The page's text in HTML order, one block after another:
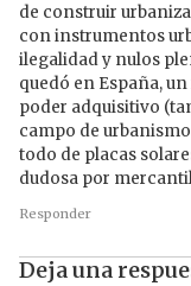
de construir
con instrumentos
ilegalidad y nulos
quedó en España,
poder adquisitivo
campo de
todo de placas
dudosa por
Responder
Deja una